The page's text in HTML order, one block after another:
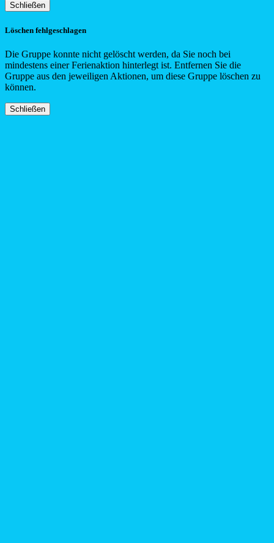
Schließen
Löschen fehlgeschlagen
Die Gruppe konnte nicht gelöscht werden, da Sie noch bei
mindestens einer Ferienaktion hinterlegt ist. Entfernen Sie die
Gruppe aus den jeweiligen Aktionen, um diese Gruppe löschen zu
können.
Schließen